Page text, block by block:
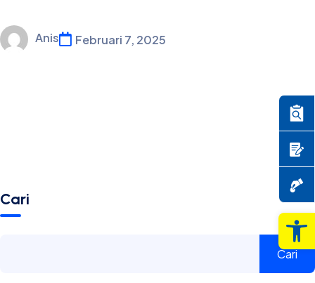
Anis Februari 7, 2025
Cari
Cari